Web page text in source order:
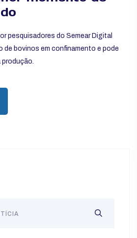
pesquisadores do Semear Digital
de bovinos em confinamento e pode
produção.